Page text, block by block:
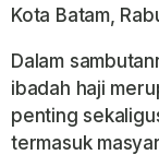
Kota Batam,
Dalam
ibadah haji
penting
termasuk